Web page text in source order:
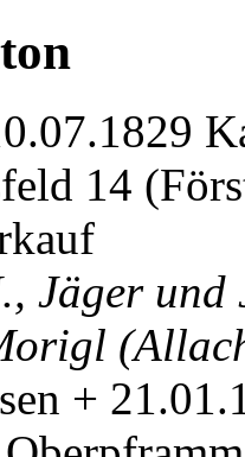
14
Jäger
+